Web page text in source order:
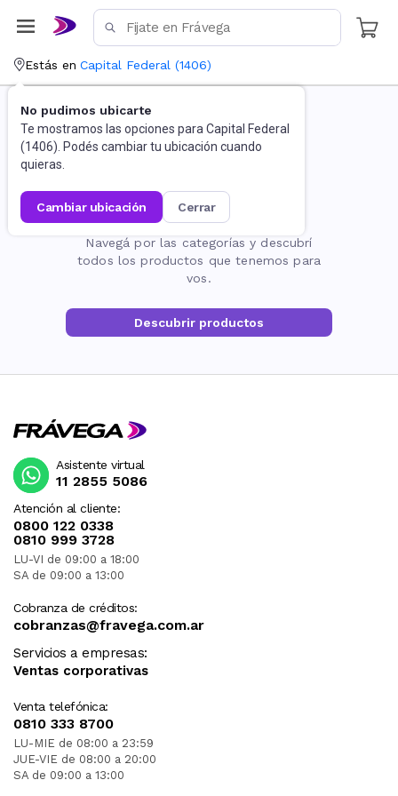
Estás en Capital Federal (1406)
No pudimos ubicarte
Te mostramos las opciones para Capital Federal
(1406). Podés cambiar tu ubicación cuando
quieras.
cambiar ubicación cerrar
La página no existe
Navegá por las categorías y descubrí
todos los productos que tenemos para
vos.
Descubrir productos
Atención al cliente:
0800 122 0338
0810 999 3728
LU-VI de 09:00 a 18:00
SA de 09:00 a 13:00
Cobranza de créditos:
cobranzas@fravega.com.ar
Servicios a empresas:
Ventas corporativas
Venta telefónica:
0810 333 8700
LU-MIE de 08:00 a 23:59
JUE-VIE de 08:00 a 20:00
SA de 09:00 a 13:00
Asistente virtual
11 2855 5086